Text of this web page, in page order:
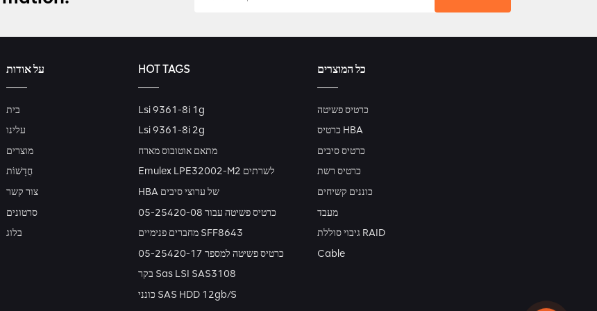
על אודות
בית
עלינו
מוצרים
חֲדָשׁוֹת
צור קשר
סרטונים
בלוג
HOT TAGS
Lsi 9361-8i 1g
Lsi 9361-8i 2g
מתאם אוטובוס מארח
Emulex LPE32002-M2 לשרתים
HBA של ערוצי סיבים
כרטיס פשיטה עבור 05-25420-08
מחברים פנימיים SFF8643
כרטיס פשיטה למספר 05-25420-17
בקר Sas LSI SAS3108
כונני SAS HDD 12gb/s
כל המוצרים
כרטיס פשיטה
כרטיס HBA
כרטיס סיבים
כרטיס רשת
כוננים קשיחים
מעבד
גיבוי סוללת RAID
Cable